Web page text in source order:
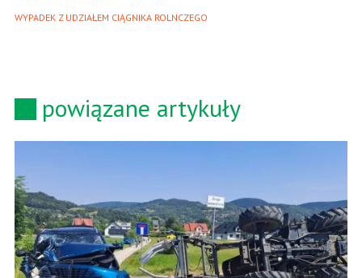
WYPADEK Z UDZIAŁEM CIĄGNIKA ROLNCZEGO
powiązane artykuły